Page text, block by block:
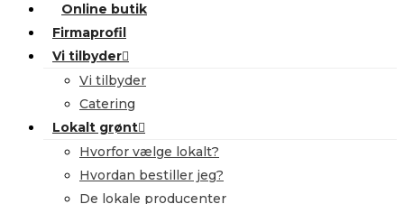
Online butik
Firmaprofil
Vi tilbyder
Vi tilbyder
Catering
Lokalt grønt
Hvorfor vælge lokalt?
Hvordan bestiller jeg?
De lokale producenter